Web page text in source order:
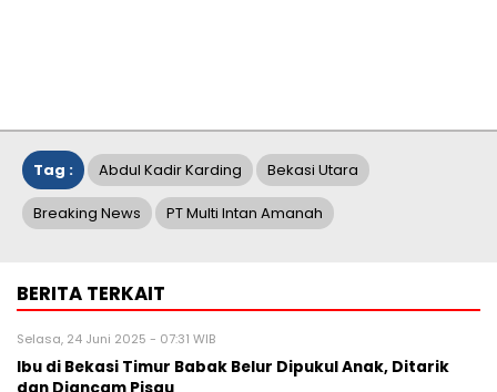
Tag : Abdul Kadir Karding Bekasi Utara
Breaking News PT Multi Intan Amanah
BERITA TERKAIT
Selasa, 24 Juni 2025 - 07:31 WIB
Ibu di Bekasi Timur Babak Belur Dipukul Anak, Ditarik